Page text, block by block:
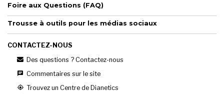
Foire aux Questions (FAQ)
Trousse à outils pour les médias sociaux
CONTACTEZ-NOUS
Des questions ? Contactez-nous
Commentaires sur le site
Trouvez un Centre de Dianetics